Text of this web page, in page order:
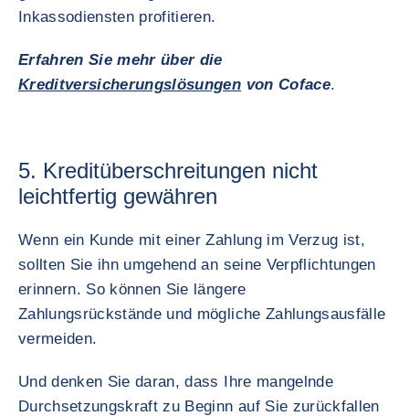
Inkassodiensten profitieren.
Erfahren Sie mehr über die
Kreditversicherungslösungen von Coface.
5. Kreditüberschreitungen nicht
leichtfertig gewähren
Wenn ein Kunde mit einer Zahlung im Verzug ist,
sollten Sie ihn umgehend an seine Verpflichtungen
erinnern. So können Sie längere
Zahlungsrückstände und mögliche Zahlungsausfälle
vermeiden.
Und denken Sie daran, dass Ihre mangelnde
Durchsetzungskraft zu Beginn auf Sie zurückfallen